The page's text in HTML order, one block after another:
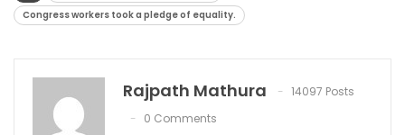
Congress workers took a pledge of equality.
Rajpath Mathura
14097 Posts
0 Comments